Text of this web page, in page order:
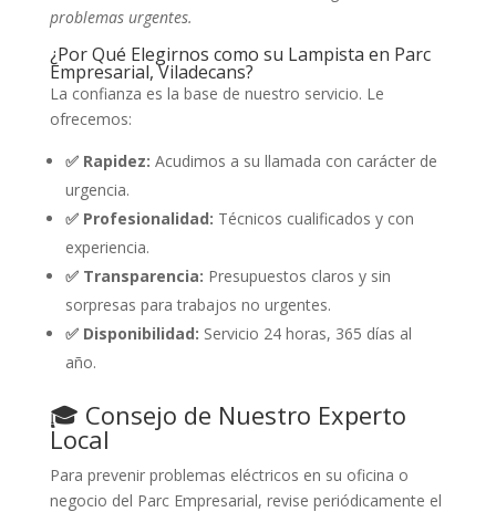
problemas urgentes.
¿Por Qué Elegirnos como su Lampista en Parc
Empresarial, Viladecans?
La confianza es la base de nuestro servicio. Le
ofrecemos:
✅ Rapidez: Acudimos a su llamada con carácter de
urgencia.
✅ Profesionalidad: Técnicos cualificados y con
experiencia.
✅ Transparencia: Presupuestos claros y sin
sorpresas para trabajos no urgentes.
✅ Disponibilidad: Servicio 24 horas, 365 días al
año.
🎓 Consejo de Nuestro Experto
Local
Para prevenir problemas eléctricos en su oficina o
negocio del Parc Empresarial, revise periódicamente el